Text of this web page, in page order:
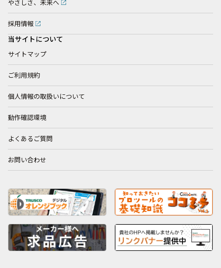
やさしさ、未来へ
採用情報
当サイトについて
サイトマップ
ご利用規約
個人情報の取扱いについて
動作確認環境
よくあるご質問
お問い合わせ